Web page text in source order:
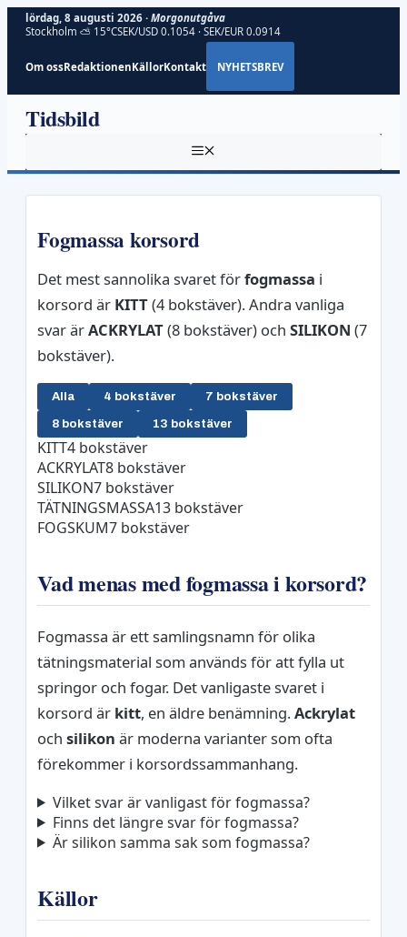
lördag, 8 augusti 2026 · Morgonutgåva
Stockholm ⛅ 15°CSEK/USD 0.1054 · SEK/EUR 0.0914
Om ossRedaktionenKällorKontakt NYHETSBREV
Tidsbild
Fogmassa korsord
Det mest sannolika svaret förfogmassa i
korsord är KITT(4 bokstäver). Andra vanliga
svar ärACKRYLAT(8 bokstäver) och SILIKON (7
bokstäver).
Alla 4 bokstäver 7 bokstäver
8 bokstäver 13 bokstäver
KITT4 bokstäver
ACKRYLAT8 bokstäver
SILIKON7 bokstäver
TÄTNINGSMASSA13 bokstäver
FOGSKUM7 bokstäver
Vad menas med fogmassa i korsord?
Fogmassa är ett samlingsnamn för olika
tätningsmaterial som används för att fylla ut
springor och fogar. Det vanligaste svaret i
korsord är kitt, en äldre benämning.Ackrylat
och silikon är moderna varianter som ofta
förekommer i korsordssammanhang.
Vilket svar är vanligast för fogmassa?
Finns det längre svar för fogmassa?
Är silikon samma sak som fogmassa?
Källor